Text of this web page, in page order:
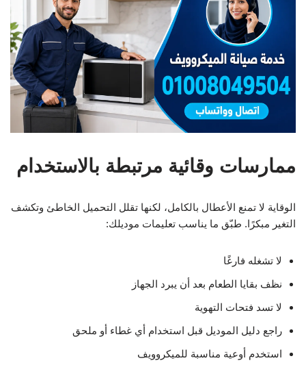
ممارسات وقائية مرتبطة بالاستخدام
الوقاية لا تمنع الأعطال بالكامل، لكنها تقلل التحميل الخاطئ وتكشف
التغير مبكرًا. طبّق ما يناسب تعليمات موديلك:
لا تشغله فارغًا
نظف بقايا الطعام بعد أن يبرد الجهاز
لا تسد فتحات التهوية
راجع دليل الموديل قبل استخدام أي غطاء أو ملحق
استخدم أوعية مناسبة للميكروويف